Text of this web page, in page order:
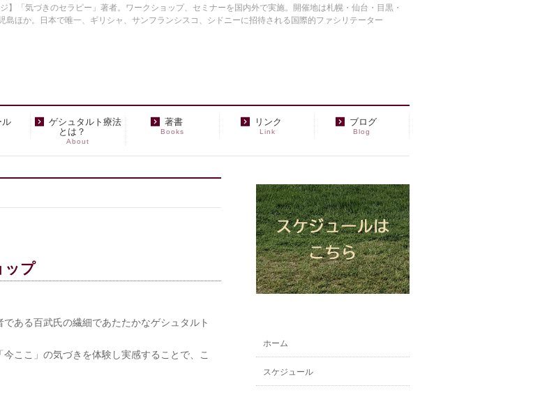
】「気づきのセラピー」著者。ワークショップ、セミナーを国内外で実施。開催地は札幌・仙台・目黒・
ほか。日本で唯一、ギリシャ、サンフランシスコ、シドニーに招待される国際的ファシリテーター
ル
ゲシュタルト療法
とは？
About
著書
Books
リンク
Link
ブログ
Blog
ップ
ある百武氏の繊細であたたかなゲシュタルト
ここ」の気づきを体験し実感することで、こ
ホーム
スケジュール